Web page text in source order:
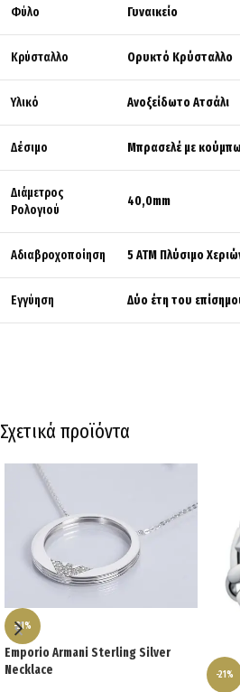
Φύλο Γυναικείο
Κρύσταλλο Ορυκτό Κρύσταλλο
Υλικό Ανοξείδωτο Ατσάλι
Δέσιμο Μπρασελέ με
Διάμετρος
Ρολογιού
40,0mm
Αδιαβροχοποίηση 5 ΑΤΜ Πλύσιμο
Εγγύηση Δύο έτη του
Σχετικά προϊόντα
-21%
Emporio Armani Sterling Silver
Necklace
-21%